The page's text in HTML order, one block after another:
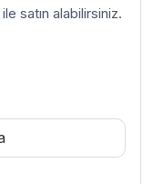
satın alabilirsiniz.